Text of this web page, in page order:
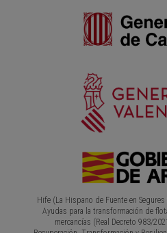
Hife (La Hispano de Fuente en
Ayudas para la transformación de
mercancías (Real Decreto 983/